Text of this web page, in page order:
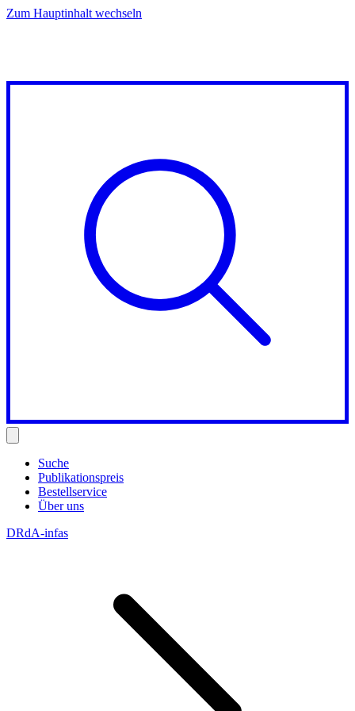
Zum Hauptinhalt wechseln
Suche
Publikationspreis
Bestellservice
Über uns
DRdA-infas